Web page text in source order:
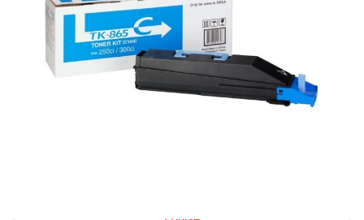
Référence fabricant : TK-865 Y
Capacité en pages (à 5%) : 12000
1T02JZAEU0 / TK-865 YKyocera - jaune - toner de marque